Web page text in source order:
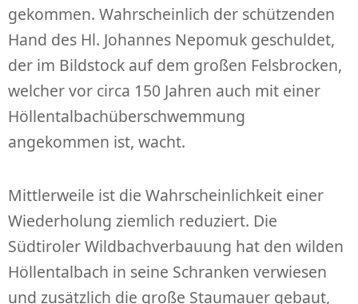
gekommen. Wahrscheinlich der schützenden
Hand des Hl. Johannes Nepomuk geschuldet,
der im Bildstock auf dem großen Felsbrocken,
welcher vor circa 150 Jahren auch mit einer
Höllentalbachüberschwemmung
angekommen ist, wacht.
Mittlerweile ist die Wahrscheinlichkeit einer
Wiederholung ziemlich reduziert. Die
Südtiroler Wildbachverbauung hat den wilden
Höllentalbach in seine Schranken verwiesen
und zusätzlich die große Staumauer gebaut,